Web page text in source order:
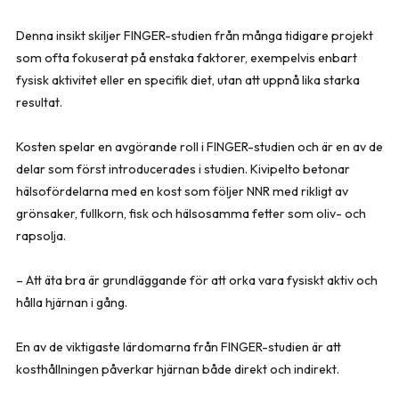
Denna insikt skiljer FINGER-studien från många tidigare projekt
som ofta fokuserat på enstaka faktorer, exempelvis enbart
fysisk aktivitet eller en specifik diet, utan att uppnå lika starka
resultat.
Kosten spelar en avgörande roll i FINGER-studien och är en av de
delar som först introducerades i studien. Kivipelto betonar
hälsofördelarna med en kost som följer NNR med rikligt av
grönsaker, fullkorn, fisk och hälsosamma fetter som oliv- och
rapsolja.
– Att äta bra är grundläggande för att orka vara fysiskt aktiv och
hålla hjärnan i gång.
En av de viktigaste lärdomarna från FINGER-studien är att
kosthållningen påverkar hjärnan både direkt och indirekt.